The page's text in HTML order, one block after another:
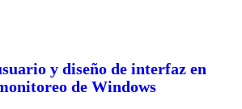
y diseño de interfaz en
de Windows